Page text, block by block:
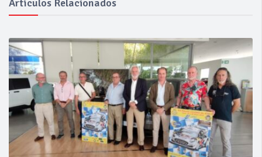
Artículos Relacionados